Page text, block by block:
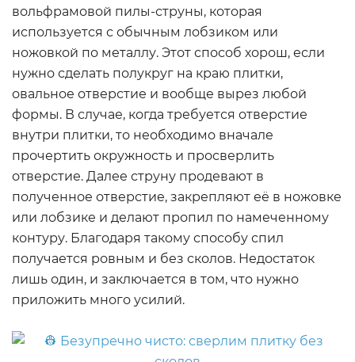
вольфрамовой пилы-струны, которая
используется с обычным лобзиком или
ножовкой по металлу. Этот способ хорош, если
нужно сделать полукруг на краю плитки,
овальное отверстие и вообще вырез любой
формы. В случае, когда требуется отверстие
внутри плитки, то необходимо вначале
прочертить окружность и просверлить
отверстие. Далее струну продевают в
полученное отверстие, закрепляют её в ножовке
или лобзике и делают пропил по намеченному
контуру. Благодаря такому способу спил
получается ровным и без сколов. Недостаток
лишь один, и заключается в том, что нужно
приложить много усилий.